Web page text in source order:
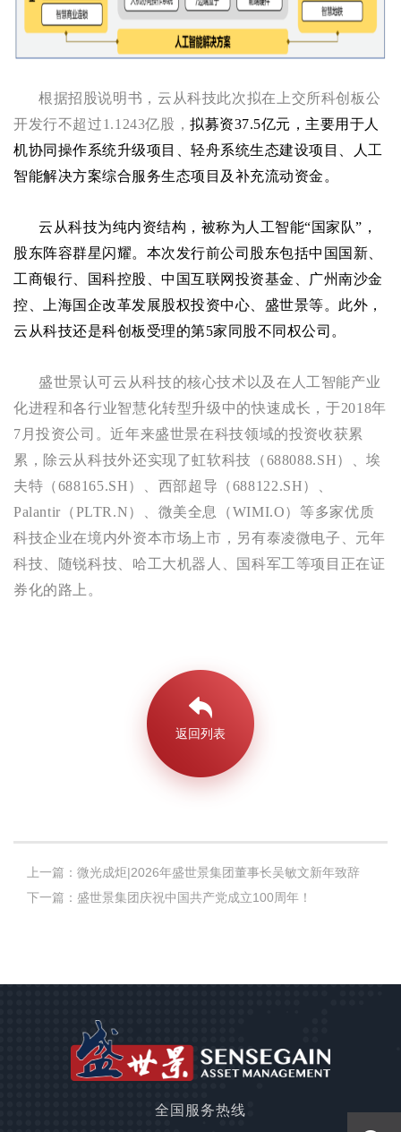
根据招股说明书，云从科技此次拟在上交所科创板公
开发行不超过1.1243亿股，拟募资37.5亿元，主要用于人
机协同操作系统升级项目、轻舟系统生态建设项目、人工
智能解决方案综合服务生态项目及补充流动资金。
云从科技为纯内资结构，被称为人工智能“国家队”，
股东阵容群星闪耀。本次发行前公司股东包括中国国新、
工商银行、国科控股、中国互联网投资基金、广州南沙金
控、上海国企改革发展股权投资中心、盛世景等。此外，
云从科技还是科创板受理的第5家同股不同权公司。
盛世景认可云从科技的核心技术以及在人工智能产业
化进程和各行业智慧化转型升级中的快速成长，于2018年
7月投资公司。近年来盛世景在科技领域的投资收获累
累，除云从科技外还实现了虹软科技（688088.SH）、埃
夫特（688165.SH）、西部超导（688122.SH）、
Palantir（PLTR.N）、微美全息（WIMI.O）等多家优质
科技企业在境内外资本市场上市，另有泰凌微电子、元年
科技、随锐科技、哈工大机器人、国科军工等项目正在证
券化的路上。
返回列表
上一篇：微光成炬|2026年盛世景集团董事长吴敏文新年致辞
下一篇：盛世景集团庆祝中国共产党成立100周年！
全国服务热线